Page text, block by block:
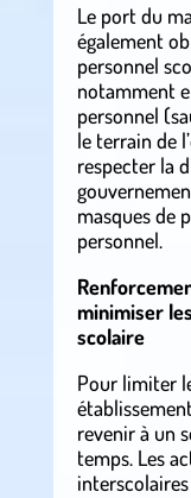
Le port du
également
personnel
notamment
personnel
le terrain de
respecter la
masques de
personnel.
minimiser
scolaire
Pour limiter
revenir à un
temps. Les